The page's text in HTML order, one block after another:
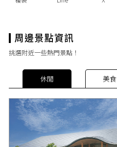
挑選附近一些熱門景點！
休閒 美食